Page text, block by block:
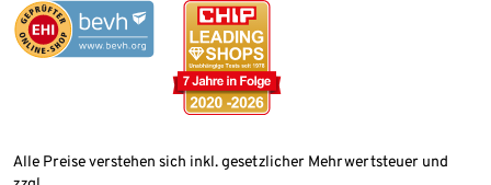
Alle Preise verstehen sich inkl. gesetzlicher Mehrwertsteuer und